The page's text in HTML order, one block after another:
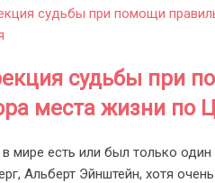
судьбы при
места жизни по
мире есть или был только
Альберт Эйнштейн, хотя